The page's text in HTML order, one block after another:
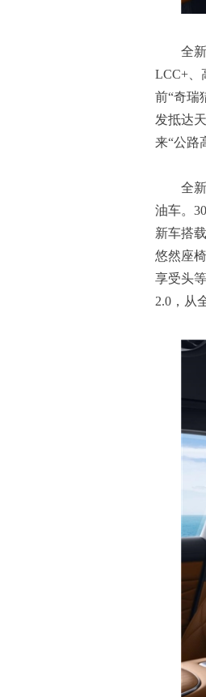
全
LCC+、
前“奇瑞
发抵达
来“公路
全
油车。
新车搭
悠然座
享受头
2.0，从